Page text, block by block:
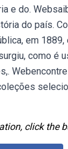
e do.
do país.
em
como é
click the